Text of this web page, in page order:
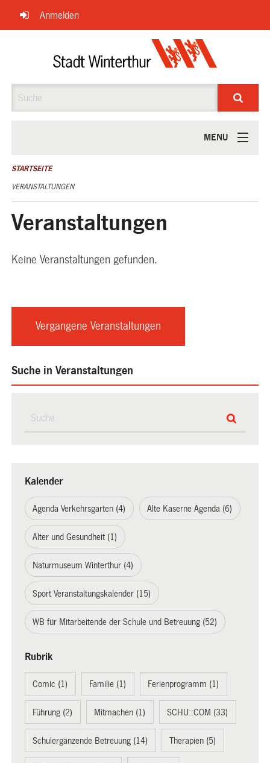
Navigation
überspringen
Anmelden
MENU
ÜBER UNS
STARTSEITE
VERANSTALTUNGEN
Veranstaltungen
Keine Veranstaltungen gefunden.
Vergangene Veranstaltungen
Suche in Veranstaltungen
Kalender
Agenda Verkehrsgarten (4) Alte Kaserne Agenda (6)
Alter und Gesundheit (1)
Naturmuseum Winterthur (4)
Sport Veranstaltungskalender (15)
WB für Mitarbeitende der Schule und Betreuung (52)
Rubrik
Comic (1) Familie (1) Ferienprogramm (1)
Führung (2) Mitmachen (1) SCHU::COM (33)
Schulergänzende Betreuung (14) Therapien (5)